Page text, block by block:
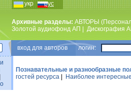
укр рус
Архивные разделы: АВТОРЫ
Золотой аудиофонд АП
Дискография
вход для авторов логин:
Познавательные и разнообразные
гостей ресурса
Наиболее